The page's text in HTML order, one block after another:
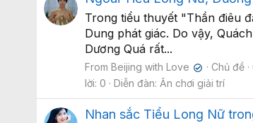
Trong tiểu thuyết "Thần điêu
Dung phát giác. Do vậy,
Dương Quá rất...
From Beijing with Love ✔ Chủ đề
lời: 0
Diễn đàn: Ăn chơi giải trí
Nhan sắc Tiểu Long Nữ